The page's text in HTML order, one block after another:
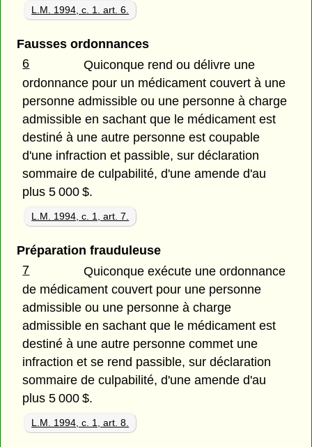
L.M. 1994, c. 1. art. 6.
Fausses ordonnances
6
Quiconque rend ou délivre une
ordonnance pour un médicament couvert à une
personne admissible ou une personne à charge
admissible en sachant que le médicament est
destiné à une autre personne est coupable
d'une infraction et passible, sur déclaration
sommaire de culpabilité, d'une amende d'au
plus 5 000 $.
L.M. 1994, c. 1, art. 7.
Préparation frauduleuse
7
Quiconque exécute une ordonnance
de médicament couvert pour une personne
admissible ou une personne à charge
admissible en sachant que le médicament est
destiné à une autre personne commet une
infraction et se rend passible, sur déclaration
sommaire de culpabilité, d'une amende d'au
plus 5 000 $.
L.M. 1994, c. 1, art. 8.